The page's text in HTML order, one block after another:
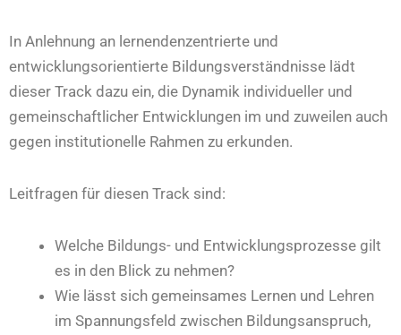
In Anlehnung an lernendenzentrierte und
entwicklungsorientierte Bildungsverständnisse lädt
dieser Track dazu ein, die Dynamik individueller und
gemeinschaftlicher Entwicklungen im und zuweilen auch
gegen institutionelle Rahmen zu erkunden.
Leitfragen für diesen Track sind:
Welche Bildungs- und Entwicklungsprozesse gilt
es in den Blick zu nehmen?
Wie lässt sich gemeinsames Lernen und Lehren
im Spannungsfeld zwischen Bildungsanspruch,